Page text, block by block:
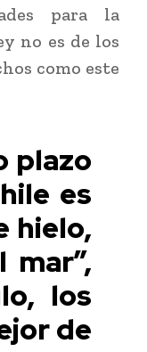
para la
no es de los
como este
plazo
es
hielo,
los
de